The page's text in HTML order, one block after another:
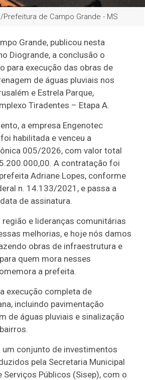
de Campo Grande - MS
Grande, publicou nesta
Diogrande, a conclusão o
para execução das obras de
de águas pluviais nos
e Estrela Parque,
Tiradentes – Etapa A.
a empresa Engenotec
habilitada e venceu a
005/2026, com valor total
A contratação foi
Adriane Lopes, conforme
n. 14.133/2021, e passa a
de assinatura.
região e lideranças comunitárias
melhorias, e hoje nós damos
obras de infraestrutura e
quem mora nesses
a prefeita.
execução completa de
incluindo pavimentação
de águas pluviais e sinalização
um conjunto de investimentos
pela Secretaria Municipal
Públicos (Sisep), com o